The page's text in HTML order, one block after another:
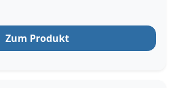
Zum Produkt